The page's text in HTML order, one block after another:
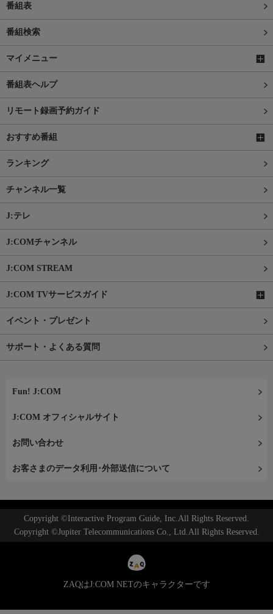
番組表
番組検索
マイメニュー
番組表ヘルプ
リモート録画予約ガイド
おすすめ番組
ランキング
チャンネル一覧
J:テレ
J:COMチャンネル
J:COM STREAM
J:COM TVサービスガイド
イベント・プレゼント
サポート・よくある質問
Fun! J:COM
J:COM オフィシャルサイト
お問い合わせ
お客さまのデータ利用･外部送信について
Copyright ©Interactive Program Guide, Inc.All Rights Reserved.
Copyright ©Jupiter Telecommunications Co., Ltd.All Rights Reserved.
ZAQはJ:COM NETのキャラクターです